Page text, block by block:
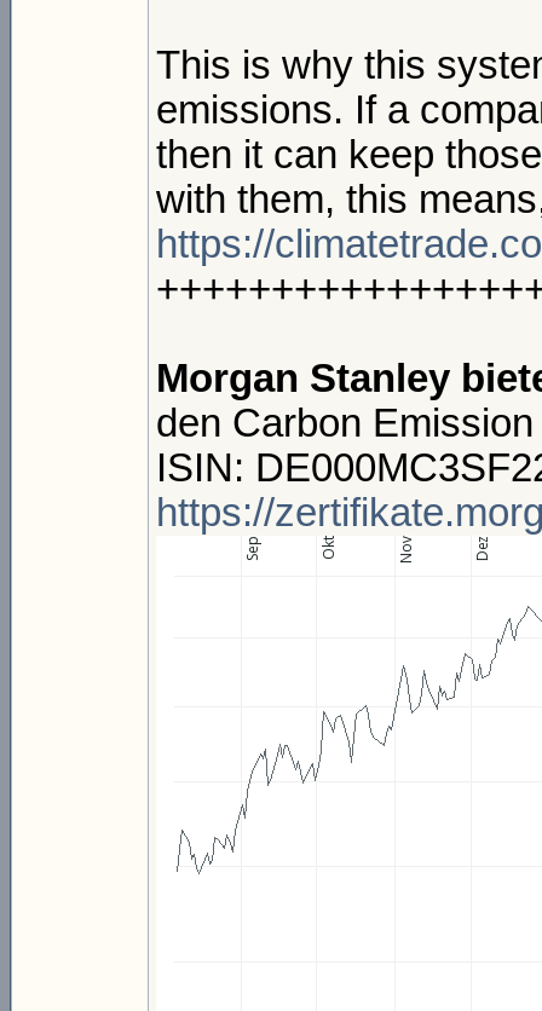
This is why this
emissions. If a
then it can keep
with them, this
https://
Morgan Stanley
den Carbon
ISIN:
https://